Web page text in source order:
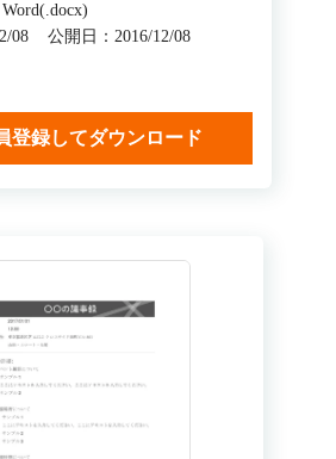
08
公開日：2016/12/08
登録してダウンロード